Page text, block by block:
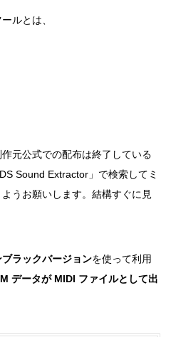
ルとは、
元公式での配布は終了している
Sound Extractor」で検索してミ
うお願いします。結構すぐに見
ラックバージョンを使って利用
データが MIDI ファイルとして出